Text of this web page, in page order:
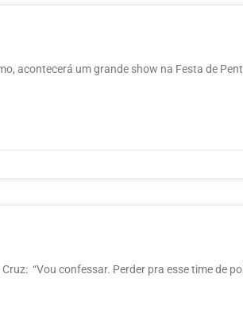
acontecerá um grande show na Festa de
“Vou confessar. Perder pra esse time de